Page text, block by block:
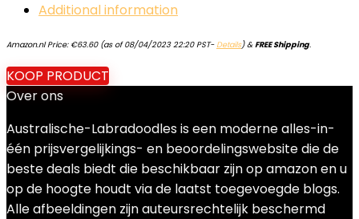
Additional information
Amazon.nl Price: €63.60(as of 08/04/2023 22:20 PST- Details)&FREE Shipping.
KOOP PRODUCT
Over ons
Australische-Labradoodles is een moderne alles-in-
één prijsvergelijkings- en beoordelingswebsite die de
beste deals biedt die beschikbaar zijn op amazon en u
op de hoogte houdt via de laatst toegevoegde blogs.
Alle afbeeldingen zijn auteursrechtelijk beschermd